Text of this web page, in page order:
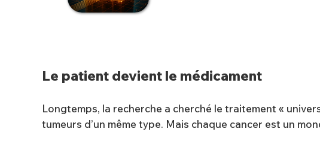
Le patient devient le médicament
Longtemps, la recherche a cherché le traitement «
tumeurs d’un même type. Mais chaque cancer est un